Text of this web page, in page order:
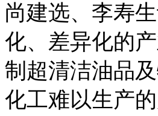
尚建选、李寿
化、差异化的
制超清洁油品
化工难以生产